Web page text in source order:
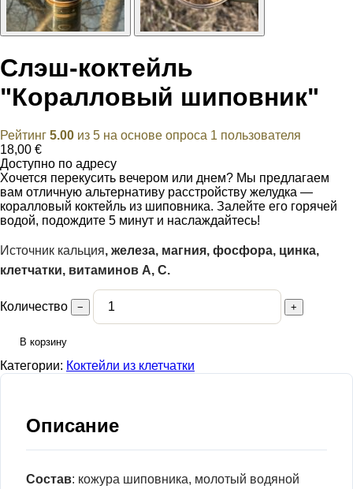
Слэш-коктейль
"Коралловый шиповник"
Рейтинг 5.00 из 5 на основе опроса 1 пользователя
18,00 €
Доступно по адресу
Хочется перекусить вечером или днем? Мы предлагаем
вам отличную альтернативу расстройству желудка —
коралловый коктейль из шиповника. Залейте его горячей
водой, подождите 5 минут и наслаждайтесь!
Источник кальция, железа, магния, фосфора, цинка,
клетчатки, витаминов А, С.
Количество − +
В корзину
Категории: Коктейли из клетчатки
Описание
Состав: кожура шиповника, молотый водяной